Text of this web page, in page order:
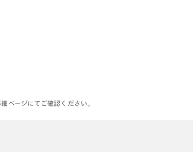
ページにてご確認ください。